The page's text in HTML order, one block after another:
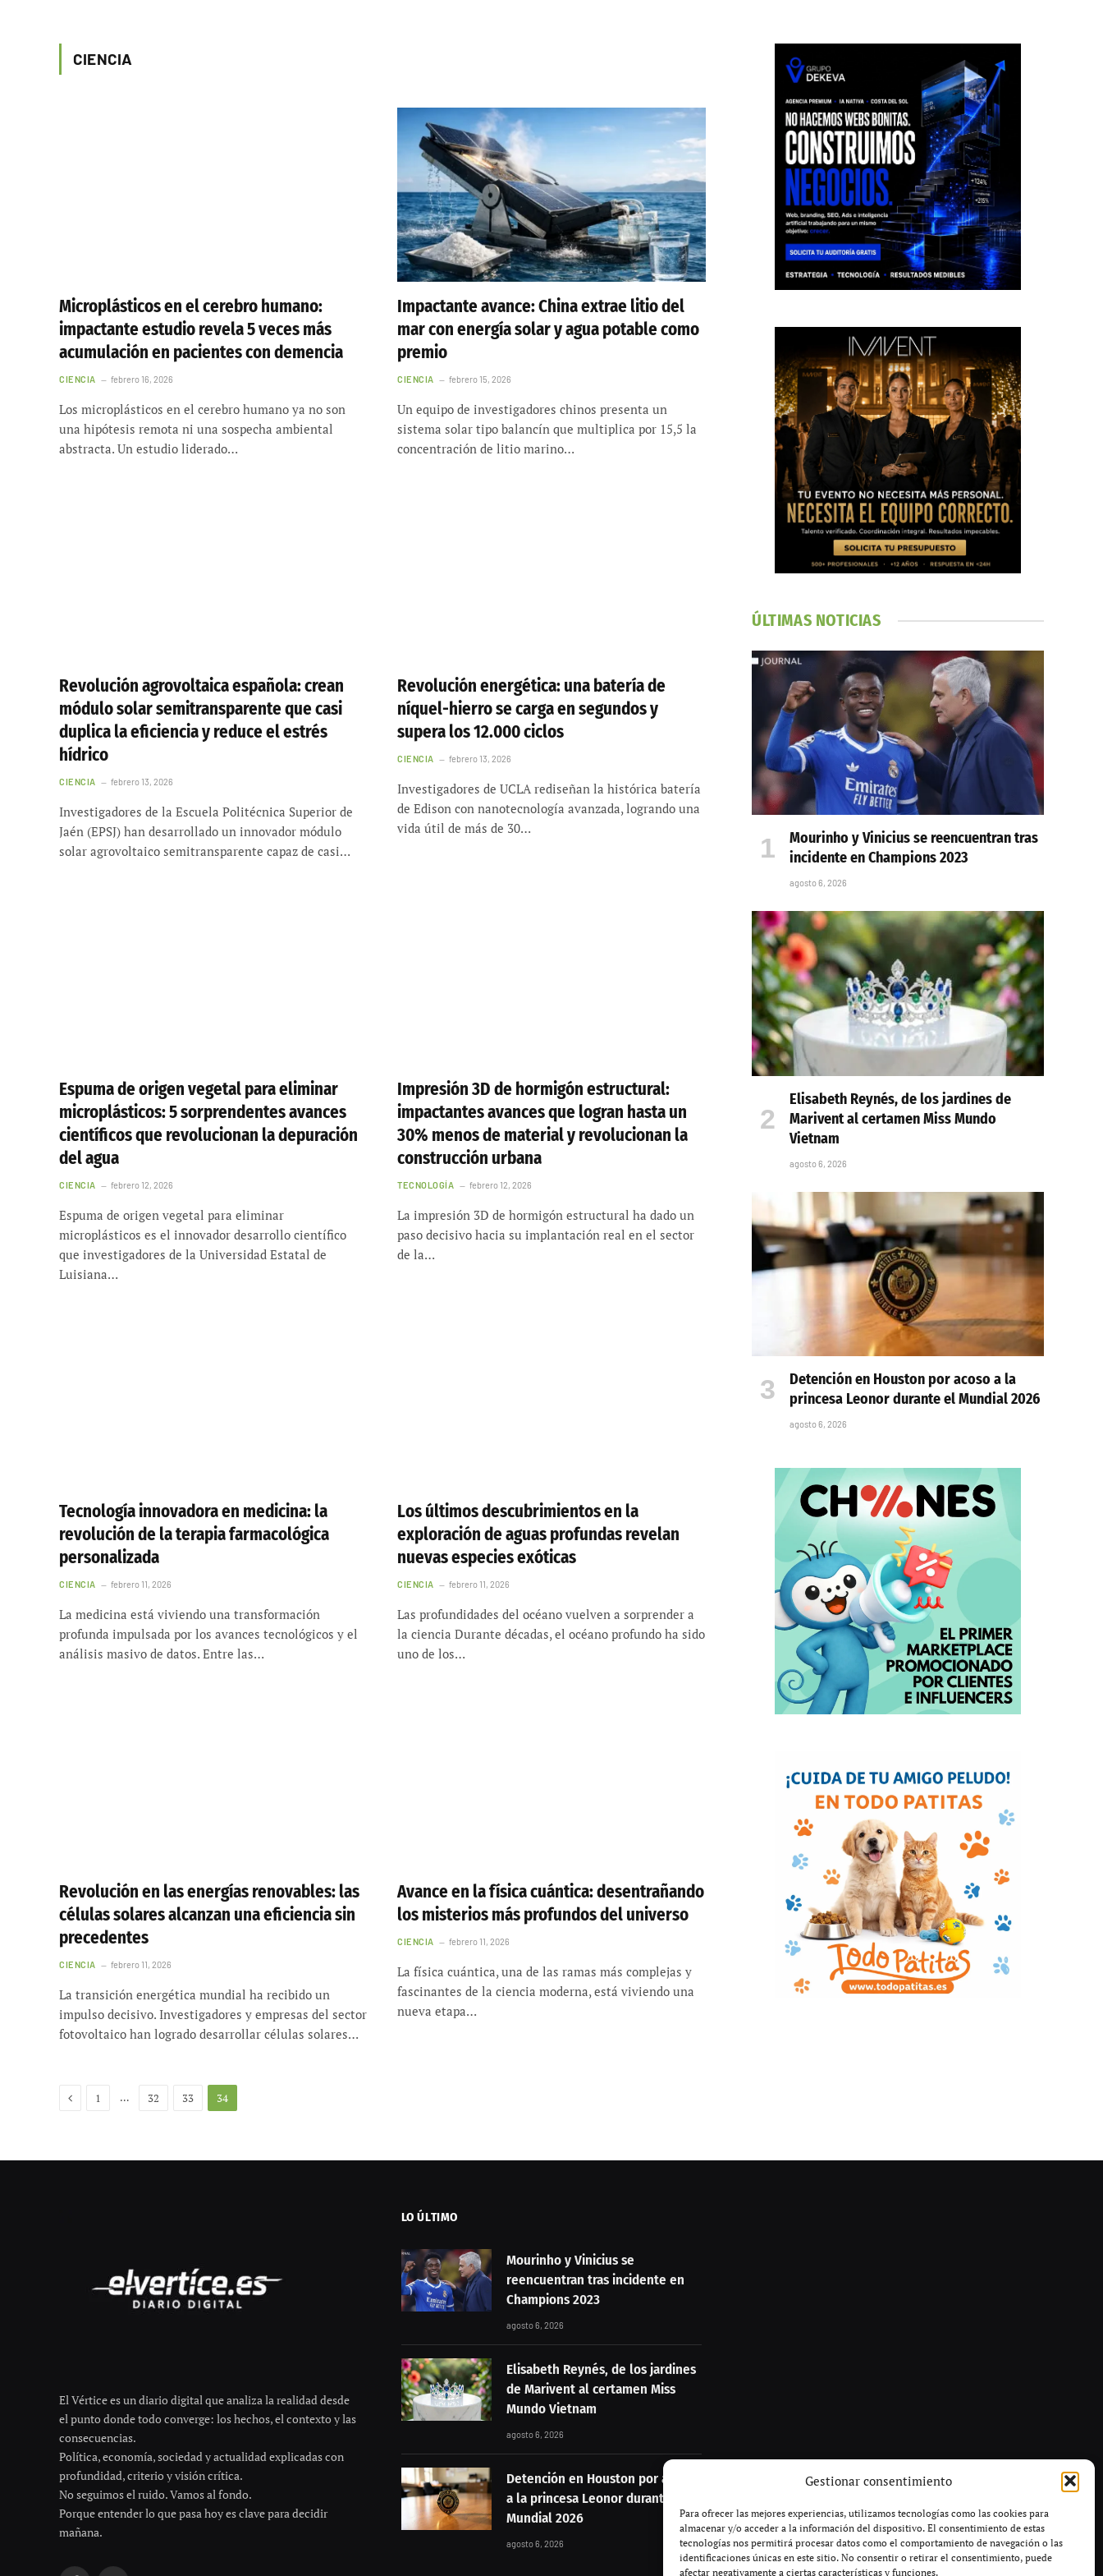
Gestionar consentimiento
Para ofrecer las mejores experiencias, utilizamos tecnologías como las cookies para
almacenar y/o acceder a la información del dispositivo. El consentimiento de estas
tecnologías nos permitirá procesar datos como el comportamiento de navegación o las
identificaciones únicas en este sitio. No consentir o retirar el consentimiento, puede
afectar negativamente a ciertas características y funciones.
CIENCIA
Microplásticos en el cerebro humano:
impactante estudio revela 5 veces más
acumulación en pacientes con demencia
CIENCIA febrero 16, 2026
Los microplásticos en el cerebro humano ya no son
una hipótesis remota ni una sospecha ambiental
abstracta. Un estudio liderado…
Impactante avance: China extrae litio del
mar con energía solar y agua potable como
premio
CIENCIA febrero 15, 2026
Un equipo de investigadores chinos presenta un
sistema solar tipo balancín que multiplica por 15,5 la
concentración de litio marino…
Revolución agrovoltaica española: crean
módulo solar semitransparente que casi
duplica la eficiencia y reduce el estrés
hídrico
CIENCIA febrero 13, 2026
Investigadores de la Escuela Politécnica Superior de
Jaén (EPSJ) han desarrollado un innovador módulo
solar agrovoltaico semitransparente capaz de casi…
Revolución energética: una batería de
níquel-hierro se carga en segundos y
supera los 12.000 ciclos
CIENCIA febrero 13, 2026
Investigadores de UCLA rediseñan la histórica batería
de Edison con nanotecnología avanzada, logrando una
vida útil de más de 30…
Espuma de origen vegetal para eliminar
microplásticos: 5 sorprendentes avances
científicos que revolucionan la depuración
del agua
CIENCIA febrero 12, 2026
Espuma de origen vegetal para eliminar
microplásticos es el innovador desarrollo científico
que investigadores de la Universidad Estatal de
Luisiana…
Impresión 3D de hormigón estructural:
impactantes avances que logran hasta un
30% menos de material y revolucionan la
construcción urbana
TECNOLOGÍA febrero 12, 2026
La impresión 3D de hormigón estructural ha dado un
paso decisivo hacia su implantación real en el sector
de la…
Tecnología innovadora en medicina: la
revolución de la terapia farmacológica
personalizada
CIENCIA febrero 11, 2026
La medicina está viviendo una transformación
profunda impulsada por los avances tecnológicos y el
análisis masivo de datos. Entre las…
Los últimos descubrimientos en la
exploración de aguas profundas revelan
nuevas especies exóticas
CIENCIA febrero 11, 2026
Las profundidades del océano vuelven a sorprender a
la ciencia Durante décadas, el océano profundo ha sido
uno de los…
Revolución en las energías renovables: las
células solares alcanzan una eficiencia sin
precedentes
CIENCIA febrero 11, 2026
La transición energética mundial ha recibido un
impulso decisivo. Investigadores y empresas del sector
fotovoltaico han logrado desarrollar células solares…
Avance en la física cuántica: desentrañando
los misterios más profundos del universo
CIENCIA febrero 11, 2026
La física cuántica, una de las ramas más complejas y
fascinantes de la ciencia moderna, está viviendo una
nueva etapa…
Anterior
1 … 32 33 34
ÚLTIMAS NOTICIAS
Mourinho y Vinicius se reencuentran tras
incidente en Champions 2023
agosto 6, 2026
Elisabeth Reynés, de los jardines de
Marivent al certamen Miss Mundo
Vietnam
agosto 6, 2026
Detención en Houston por acoso a la
princesa Leonor durante el Mundial 2026
agosto 6, 2026
El Vértice es un diario digital que analiza la realidad desde
el punto donde todo converge: los hechos, el contexto y las
consecuencias.
Política, economía, sociedad y actualidad explicadas con
profundidad, criterio y visión crítica.
No seguimos el ruido. Vamos al fondo.
Porque entender lo que pasa hoy es clave para decidir
mañana.
LO ÚLTIMO
Mourinho y Vinicius se
reencuentran tras incidente en
Champions 2023
agosto 6, 2026
Elisabeth Reynés, de los jardines
de Marivent al certamen Miss
Mundo Vietnam
agosto 6, 2026
Detención en Houston por acoso
a la princesa Leonor durante el
Mundial 2026
agosto 6, 2026